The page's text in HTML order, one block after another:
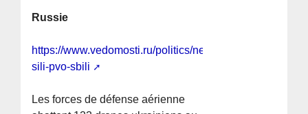
Russie
https://www.vedomosti.ru/politics/news/2026/06/15/
sili-pvo-sbili
Les forces de défense aérienne